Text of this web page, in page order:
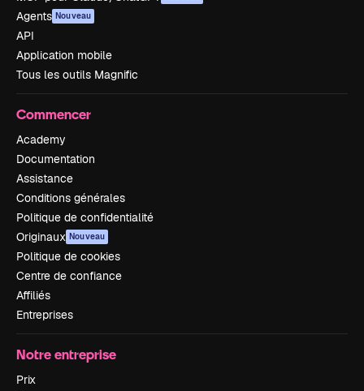
Agents Nouveau
API
Application mobile
Tous les outils Magnific
Commencer
Academy
Documentation
Assistance
Conditions générales
Politique de confidentialité
Originaux Nouveau
Politique de cookies
Centre de confiance
Affiliés
Entreprises
Notre entreprise
Prix